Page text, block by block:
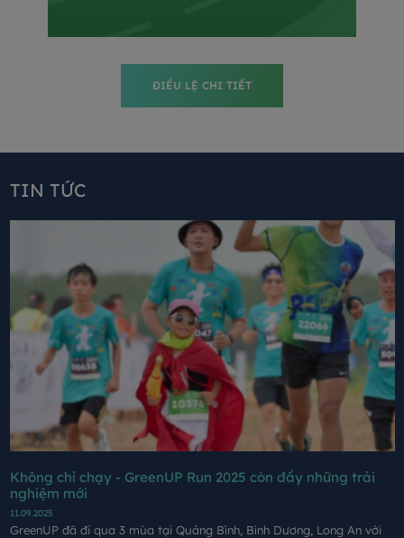
ĐIỀU LỆ CHI TIẾT
TIN TỨC
Không chỉ chạy - GreenUP Run 2025 còn đầy những trải
nghiệm mới
11.09.2025
GreenUP đã đi qua 3 mùa tại Quảng Bình, Bình Dương, Long An với